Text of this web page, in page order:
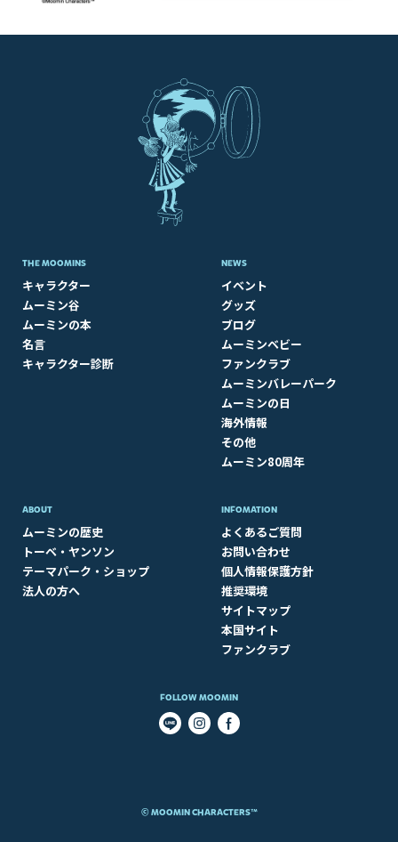
THE MOOMINS
キャラクター
ムーミン谷
ムーミンの本
名言
キャラクター診断
NEWS
イベント
グッズ
ブログ
ムーミンベビー
ファンクラブ
ムーミンバレーパーク
ムーミンの日
海外情報
その他
ムーミン80周年
ABOUT​
ムーミンの歴史
トーベ・ヤンソン
テーマパーク・ショップ
法人の方へ
INFOMATION
よくあるご質問
お問い合わせ
個人情報保護方針
推奨環境
サイトマップ
本国サイト
ファンクラブ
FOLLOW MOOMIN
© MOOMIN CHARACTERS™​